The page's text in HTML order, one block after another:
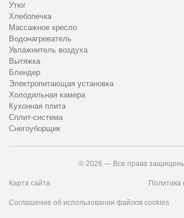
Утюг
Хлебопечка
Массажное кресло
Водонагреватель
Увлажнитель воздуха
Вытяжка
Блендер
Электропитающая установка
Холодильная камера
Кухонная плита
Сплит-система
Снегоуборщик
© 2026 — Все права
Карта сайта Политика
Соглашение об использовании файлов cookies